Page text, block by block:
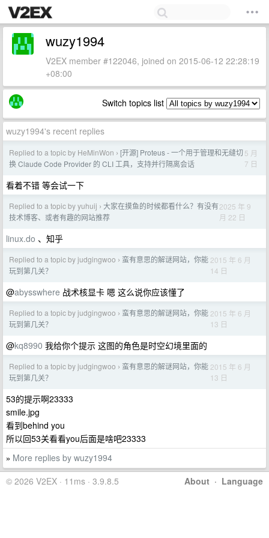
wuzy1994
V2EX member #122046, joined on 2015-06-12 22:28:19
+08:00
Switch topics list
wuzy1994's recent replies
Replied to a topic by HeMinWon › [开源] Proteus - 一个用于管理和无缝切
换 Claude Code Provider 的 CLI 工具，支持并行隔离会话
5 月
7 日
看着不错 等会试一下
Replied to a topic by yuhuij › 大家在摸鱼的时候都看什么？有没有
技术博客、或者有趣的网站推荐
2025 年 9
月 22 日
linux.do 、知乎
Replied to a topic by judgingwoo › 蛮有意思的解谜网站，你能
玩到第几关？
2015 年 6 月
14 日
@abysswhere 战术核显卡 嗯 这么说你应该懂了
Replied to a topic by judgingwoo › 蛮有意思的解谜网站，你能
玩到第几关？
2015 年 6 月
13 日
@kq8990 我给你个提示 这图的角色是时空幻境里面的
Replied to a topic by judgingwoo › 蛮有意思的解谜网站，你能
玩到第几关？
2015 年 6 月
13 日
53的提示啊23333
smile.jpg
看到behind you
所以回53关看看you后面是啥吧23333
» More replies by wuzy1994
About · Language
© 2026 V2EX · 11ms · 3.9.8.5